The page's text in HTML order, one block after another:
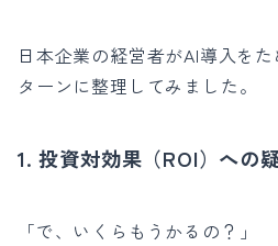
日本企業の経営者がAI導入を
ターンに整理してみました。
1. 投資対効果（ROI）への
「で、いくらもうかるの？」